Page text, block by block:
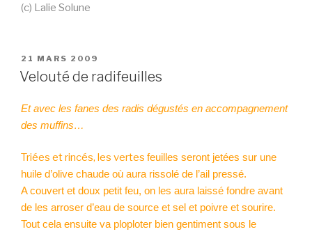
(c) Lalie Solune
PUBLIÉ
LE
21 MARS 2009
Velouté de radifeuilles
Et avec les fanes des radis dégustés en accompagnement
des muffins…
Triées et rincés, les vertes feuilles seront jetées sur une
huile d’olive chaude où aura rissolé de l’ail pressé.
A couvert et doux petit feu, on les aura laissé fondre avant
de les arroser d’eau de source et sel et poivre et sourire.
Tout cela ensuite va ploploter bien gentiment sous le